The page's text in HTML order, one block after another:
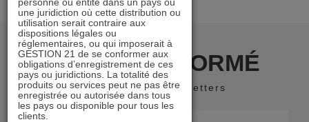
RESTER INFORMÉ
Recevoir nos newsletters
une juridiction où cette distribution ou
utilisation serait contraire aux
dispositions légales ou
réglementaires, ou qui imposerait à
GESTION 21 de se conformer aux
obligations d’enregistrement de ces
pays ou juridictions. La totalité des
produits ou services peut ne pas être
enregistrée ou autorisée dans tous
les pays ou disponible pour tous les
clients.